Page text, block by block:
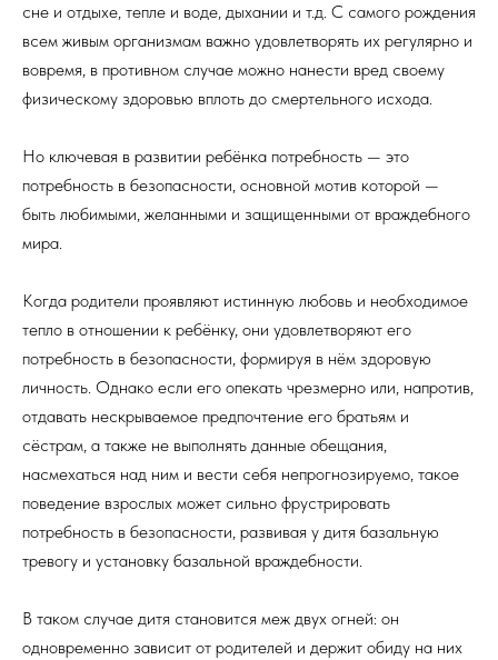
сне и отдыхе, тепле и воде, дыхании и т.д. С самого рождения
всем живым организмам важно удовлетворять их регулярно и
вовремя, в противном случае можно нанести вред своему
физическому здоровью вплоть до смертельного исхода.
Но ключевая в развитии ребёнка потребность — это
потребность в безопасности, основной мотив которой —
быть любимыми, желанными и защищенными от враждебного
мира.
Когда родители проявляют истинную любовь и необходимое
тепло в отношении к ребёнку, они удовлетворяют его
потребность в безопасности, формируя в нём здоровую
личность. Однако если его опекать чрезмерно или, напротив,
отдавать нескрываемое предпочтение его братьям и
сёстрам, а также не выполнять данные обещания,
насмехаться над ним и вести себя непрогнозируемо, такое
поведение взрослых может сильно фрустрировать
потребность в безопасности, развивая у дитя базальную
тревогу и установку базальной враждебности.
В таком случае дитя становится меж двух огней: он
одновременно зависит от родителей и держит обиду на них